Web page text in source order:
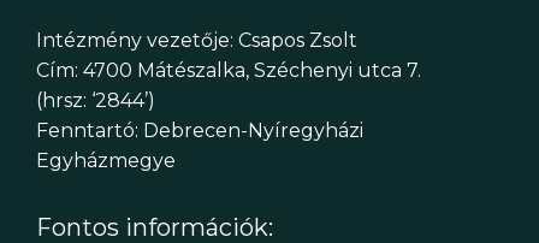
Intézmény vezetője: Csapos Zsolt
Cím: 4700 Mátészalka, Széchenyi utca 7.
(hrsz: ‘2844’)
Fenntartó: Debrecen-Nyíregyházi
Egyházmegye
Fontos információk: